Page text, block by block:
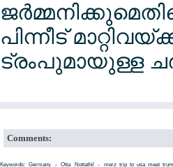
പിന്നീട്
ട്രംപുമായുള്ള
Comments:
Keywords: Germany - Otta Nottathil -